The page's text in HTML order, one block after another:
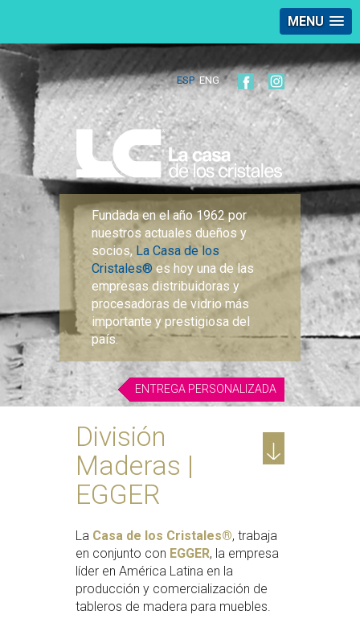
MENU
ESP ENG
Fundada en el año 1962 por
nuestros actuales dueños y
socios, La Casa de los
Cristales® es hoy una de las
empresas distribuidoras y
procesadoras de vidrio más
importante y prestigiosa del
país.
ENTREGA PERSONALIZADA
División
Maderas |
EGGER
La Casa de los Cristales®, trabaja
en conjunto con EGGER, la empresa
líder en América Latina en la
producción y comercialización de
tableros de madera para muebles.